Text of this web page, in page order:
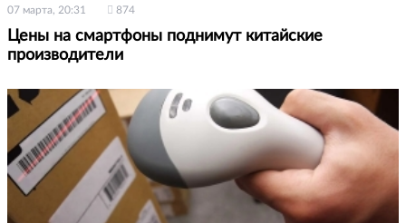
07 марта, 20:31 874
Цены на смартфоны поднимут китайские
производители